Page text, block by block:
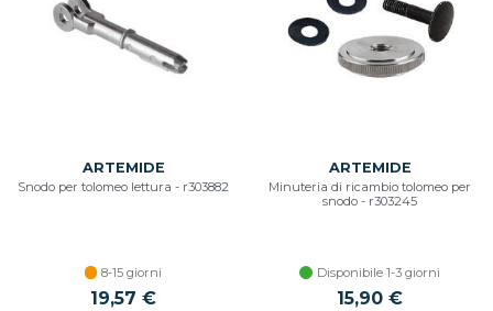
ARTEMIDE
Snodo per tolomeo lettura - r303882
8-15 giorni
19,57 €
ARTEMIDE
Minuteria di ricambio tolomeo per
snodo - r303245
Disponibile 1-3 giorni
15,90 €